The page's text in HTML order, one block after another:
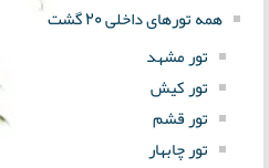
همه تورهای داخلی 20 گشت
تور مشهد
تور کیش
تور قشم
تور چابهار